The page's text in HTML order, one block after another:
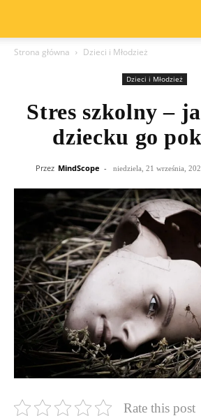
Strona główna Dzieci i Młodzież
Dzieci i Młodzież
Stres szkolny –
dziecku go
Przez MindScope - niedziela, 21 września,
Rate this post